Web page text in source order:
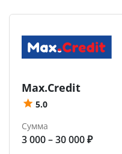
Max.Credit
5.0
Сумма
3 000 – 30 000 ₽